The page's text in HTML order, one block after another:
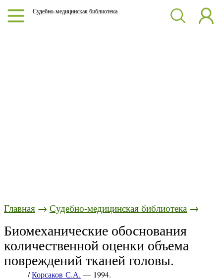
Судебно-медицинская библиотека
Главная → Судебно-медицинская библиотека →
Биомеханические обоснования
количественной оценки объема
повреждений тканей головы.
/Корсаков С.А. — 1994.